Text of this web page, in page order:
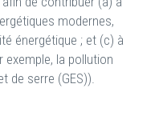
modernes,
énergétique ; et (c) à
la pollution
de serre (GES)).